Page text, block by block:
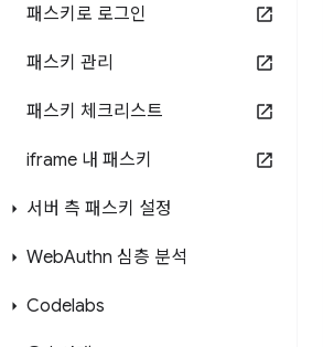
패스키로 로그인
패스키 관리
패스키 체크리스트
iframe 내 패스키
서버 측 패스키 설정
WebAuthn 심층 분석
Codelabs